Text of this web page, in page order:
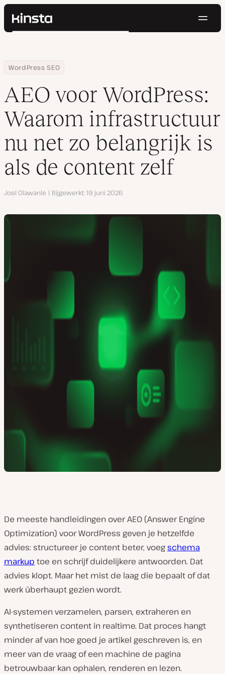
Kinsta®
Prijzen
Contact
Zoeken
Home
Hulpbronnen
Blog
WordPress SEO
AEO voor WordPress: Waarom infrastructuur nu net zo
AEO voor WordPress:
Waarom infrastructuur
nu net zo belangrijk is
als de content zelf
Auteur
Joel Olawanle Bijgewerkt 19 juni 2026
De meeste handleidingen over AEO (Answer Engine
Optimization) voor WordPress geven je hetzelfde
advies: structureer je content beter, voegschema
markup toe en schrijf duidelijkere antwoorden. Dat
advies klopt. Maar het mist de laag die bepaalt of dat
werk überhaupt gezien wordt.
AI-systemen verzamelen, parsen, extraheren en
synthetiseren content in realtime. Dat proces hangt
minder af van hoe goed je artikel geschreven is, en
meer van de vraag of een machine de pagina
betrouwbaar kan ophalen, renderen en lezen.